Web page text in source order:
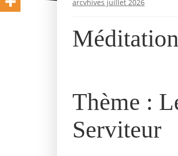
arcvhives juillet 2026
Thème :
Serviteur